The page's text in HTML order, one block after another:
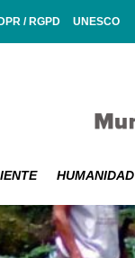
/ RGPD UNESCO
HUMANIDAD